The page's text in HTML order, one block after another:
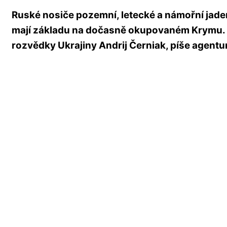
Ruské nosiče pozemní, letecké a námořní
mají základu na dočasně okupovaném
rozvědky Ukrajiny Andrij Černiak, píše